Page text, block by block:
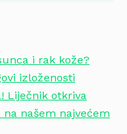
i rak kože?
izloženosti
Liječnik otkriva
našem najvećem